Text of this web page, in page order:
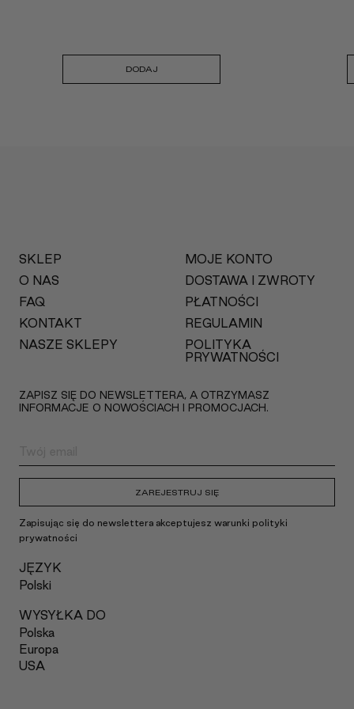
DODAJ
SKLEP
O NAS
FAQ
KONTAKT
NASZE SKLEPY
MOJE KONTO
DOSTAWA I ZWROTY
PŁATNOŚCI
REGULAMIN
POLITYKA
PRYWATNOŚCI
ZAPISZ SIĘ DO NEWSLETTERA, A OTRZYMASZ
INFORMACJE O NOWOŚCIACH I PROMOCJACH.
ZAREJESTRUJ SIĘ
Zapisując się do newslettera akceptujesz warunki polityki
prywatności
JĘZYK
Polski
WYSYŁKA DO
Polska
Europa
USA